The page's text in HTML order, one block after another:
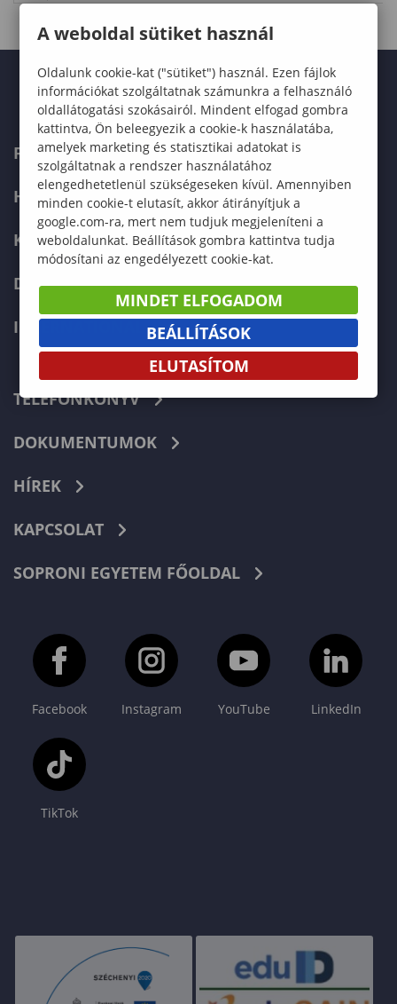
FELVÉTELIZŐKNEK
HALLGATÓKNAK
KÉPZÉSEK
DOKTORI ISKOLA
INTERNATIONAL
TELEFONKÖNYV
DOKUMENTUMOK
HÍREK
KAPCSOLAT
SOPRONI EGYETEM FŐOLDAL
Facebook Instagram YouTube LinkedIn
TikTok
A weboldal sütiket használ
Oldalunk cookie-kat ("sütiket") használ. Ezen fájlok
információkat szolgáltatnak számunkra a felhasználó
oldallátogatási szokásairól. Mindent elfogad gombra
kattintva, Ön beleegyezik a cookie-k használatába,
amelyek marketing és statisztikai adatokat is
szolgáltatnak a rendszer használatához
elengedhetetlenül szükségeseken kívül. Amennyiben
minden cookie-t elutasít, akkor átirányítjuk a
google.com-ra, mert nem tudjuk megjeleníteni a
weboldalunkat. Beállítások gombra kattintva tudja
módosítani az engedélyezett cookie-kat.
MINDET ELFOGADOM
BEÁLLÍTÁSOK
ELUTASÍTOM